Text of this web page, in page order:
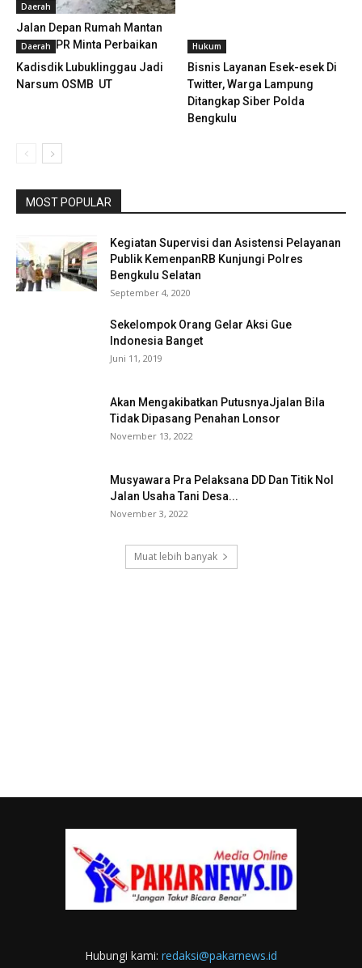
Daerah
Jalan Depan Rumah Mantan
Ketua DPR Minta Perbaikan
Daerah
Kadisdik Lubuklinggau Jadi
Narsum OSMB UT
Hukum
Bisnis Layanan Esek-esek Di
Twitter, Warga Lampung
Ditangkap Siber Polda
Bengkulu
MOST POPULAR
Kegiatan Supervisi dan Asistensi Pelayanan
Publik KemenpanRB Kunjungi Polres
Bengkulu Selatan
September 4, 2020
Sekelompok Orang Gelar Aksi Gue
Indonesia Banget
Juni 11, 2019
Akan Mengakibatkan PutusnyaJjalan Bila
Tidak Dipasang Penahan Lonsor
November 13, 2022
Musyawara Pra Pelaksana DD Dan Titik Nol
Jalan Usaha Tani Desa...
November 3, 2022
Muat lebih banyak
Hubungi kami: redaksi@pakarnews.id